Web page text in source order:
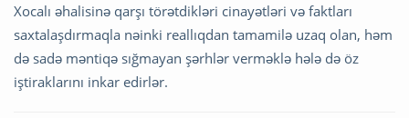
Xocalı əhalisinə qarşı törətdikləri cinayətləri və faktları
saxtalaşdırmaqla nəinki reallıqdan tamamilə uzaq olan, həm
də sadə məntiqə sığmayan şərhlər verməklə hələ də öz
iştiraklarını inkar edirlər.